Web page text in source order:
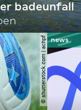
badeunfall
© shutterstock.com | achpf